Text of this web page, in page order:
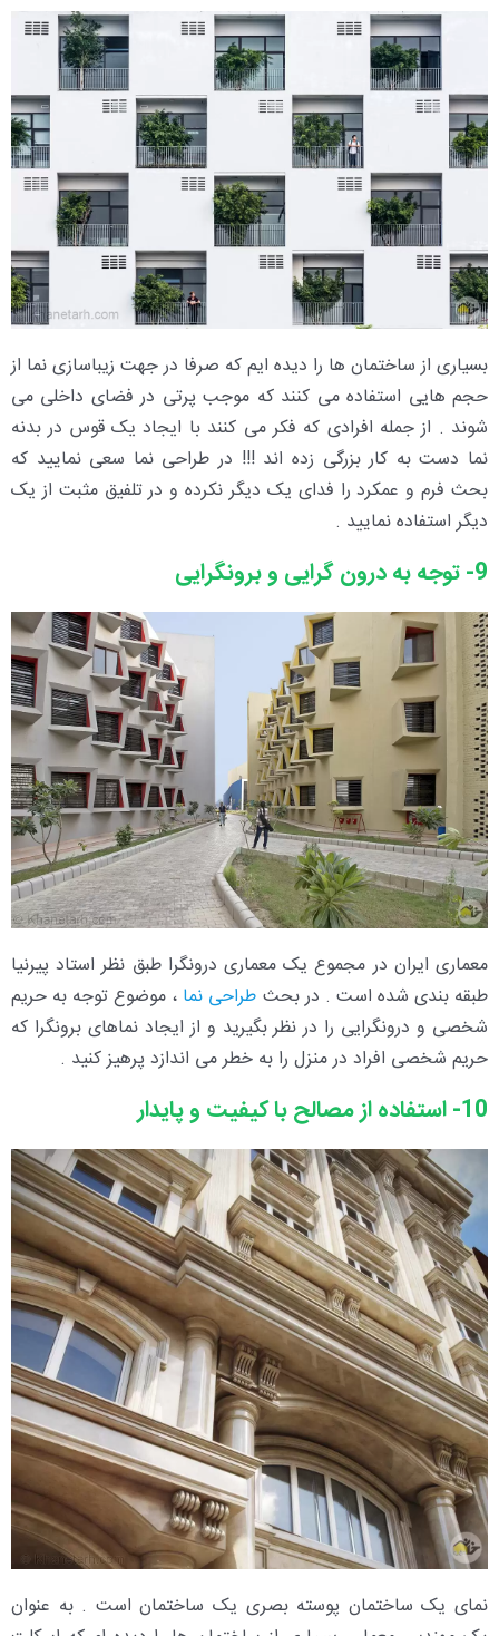
بسیاری از ساختمان ها را دیده ایم که صرفا در جهت زیباسازی نما از
حجم هایی استفاده می کنند که موجب پرتی در فضای داخلی می
شوند . از جمله افرادی که فکر می کنند با ایجاد یک قوس در بدنه
نما دست به کار بزرگی زده اند !!! در طراحی نما سعی نمایید که
بحث فرم و عمکرد را فدای یک دیگر نکرده و در تلفیق مثبت از یک
دیگر استفاده نمایید .
9- توجه به درون گرایی و برونگرایی
معماری ایران در مجموع یک معماری درونگرا طبق نظر استاد پیرنیا
طبقه بندی شده است . در بحث طراحی نما ، موضوع توجه به حریم
شخصی و درونگرایی را در نظر بگیرید و از ایجاد نماهای برونگرا که
حریم شخصی افراد در منزل را به خطر می اندازد پرهیز کنید .
10- استفاده از مصالح با کیفیت و پایدار
نمای یک ساختمان پوسته بصری یک ساختمان است . به عنوان